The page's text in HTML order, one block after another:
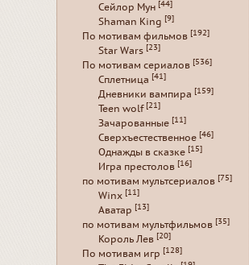
Сейлор Мун [44]
Shaman King [9]
По мотивам фильмов [192]
Star Wars [23]
По мотивам сериалов [536]
Сплетница [41]
Дневники вампира [159]
Teen wolf [21]
Зачарованные [11]
Сверхъестественное [46]
Однажды в сказке [15]
Игра престолов [16]
по мотивам мультсериалов [75]
Winx [11]
Аватар [13]
по мотивам мультфильмов [35]
Король Лев [20]
По мотивам игр [128]